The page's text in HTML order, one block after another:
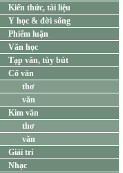
Kiến thức, tài liệu
Y học & đời sống
Phiếm luận
Văn học
Tạp văn, tùy bút
Cổ văn
thơ
văn
Kim văn
thơ
văn
Giải trí
Nhạc